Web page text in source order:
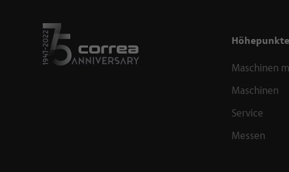
Höhepunkte
Maschinen
Maschinen
Service
Messen